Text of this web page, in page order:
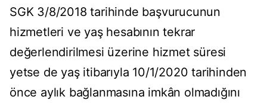
SGK 3/8/2018 tarihinde başvurucunun
hizmetleri ve yaş hesabının tekrar
değerlendirilmesi üzerine hizmet süresi
yetse de yaş itibarıyla 10/1/2020 tarihinden
önce aylık bağlanmasına imkân olmadığını